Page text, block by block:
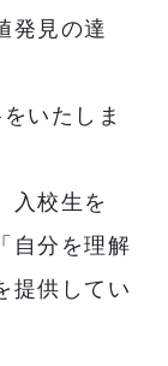
発見の達
いたしま
入校生を
自分を理解
提供してい